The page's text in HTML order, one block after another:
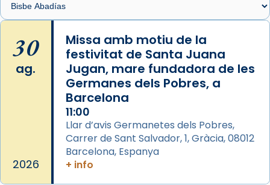
🔗
📸 J. Merino
Photo
View on Facebook Share
Arquebisbat de Barcelona
de Barcelona.
2 weeks ago
Aquest dilluns, 27 de juliol, ha tingut lloc la
missa d’acció de gràcies en agraïment al
30
ag.
2026
Missa amb motiu de la
festivitat de Santa Juana
Jugan, mare fundadora de les
Germanes dels Pobres, a
Barcelona
11:00
Llar d’avis Germanetes dels Pobres,
Carrer de Sant Salvador, 1, Gràcia, 08012
Barcelona, Espanya
+ info